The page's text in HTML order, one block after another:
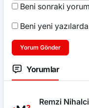
Beni sonraki
Beni yeni
Yorum Gönder
Yorumlar
Remzi Nihalci